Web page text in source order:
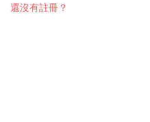
還沒有註冊？